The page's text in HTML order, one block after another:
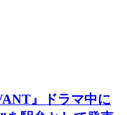
』ドラマ中に